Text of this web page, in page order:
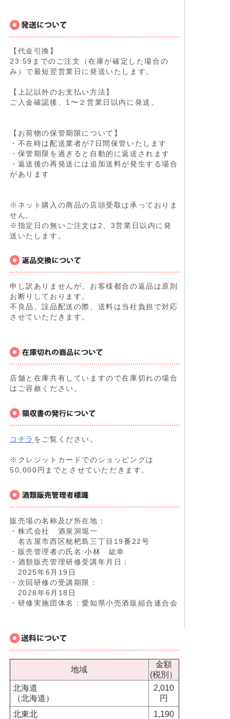
【代金引換】
23:59までのご注文（在庫が確定した場合の
み）で最短翌営業日に発送いたします。
【上記以外のお支払い方法】
ご入金確認後、1〜２営業日以内に発送。
【お荷物の保管期限について】
・不在時は配送業者が7日間保管いたします
・保管期限を過ぎると自動的に返送されます
・返送後の再発送には追加送料が発生する場合
があります
※ネット購入の商品の店頭受取は承っておりま
せん。
※指定日の無いご注文は2、3営業日以内に発
送いたします。
申し訳ありませんが、お客様都合の返品は原則
お断りしております。
不良品、誤品配送の際、送料は当社負担で対応
させていただきます。
店舗と在庫共有していますので在庫切れの場合
はご容赦ください。
コチラ をご覧ください。
※クレジットカードでのショッピングは
50,000円までとさせていただきます。
販売場の名称及び所在地：
・株式会社 酒泉洞堀一
名古屋市西区枇杷島三丁目19番22号
・販売管理者の氏名:小林 紘幸
・酒類販売管理研修受講年月日：
2025年6月19日
・次回研修の受講期限：
2028年6月18日
・研修実施団体名：愛知県小売酒販組合連合会
地域
金額
(税別）
北海道
（北海道）
2,010
円
北東北
1,190